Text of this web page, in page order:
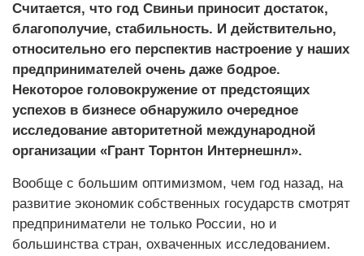
Считается, что год Свиньи приносит достаток,
благополучие, стабильность. И действительно,
относительно его перспектив настроение у наших
предпринимателей очень даже бодрое.
Некоторое головокружение от предстоящих
успехов в бизнесе обнаружило очередное
исследование авторитетной международной
организации «Грант Торнтон Интернешнл».
Вообще с большим оптимизмом, чем год назад, на
развитие экономик собственных государств смотрят
предприниматели не только России, но и
большинства стран, охваченных исследованием.